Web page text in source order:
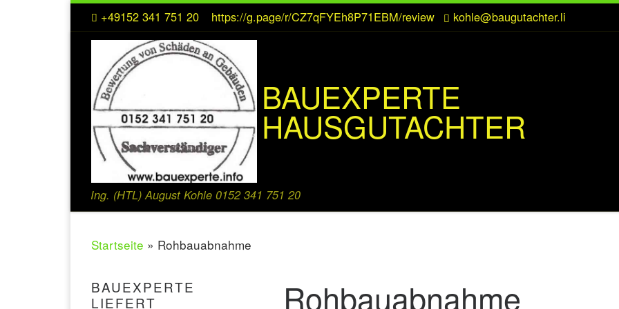
Zum Inhalt springen+49152 341 751 20 https://g.page/r/CZ7qFYEh8P71EBM/review kohle@baugutachter.li
BAUEXPERTE
HAUSGUTACHTER
Ing. (HTL) August Kohle 0152 341 751 20
Startseite » Rohbauabnahme
Rohbauabnahme
BAUEXPERTE
LIEFERT